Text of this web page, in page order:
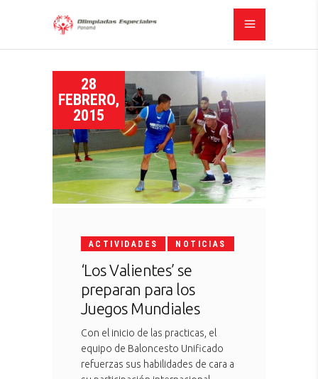
28
FEBRERO,
2015
ACTIVIDADES NOTICIAS
‘Los Valientes’ se
preparan para los
Juegos Mundiales
Con el inicio de las practicas, el
equipo de Baloncesto Unificado
refuerzas sus habilidades de cara a